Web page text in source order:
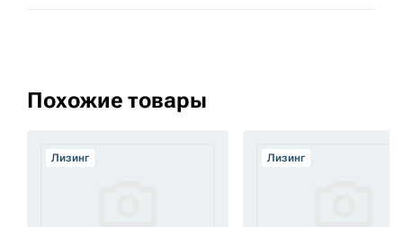
Похожие товары
Лизинг Лизинг